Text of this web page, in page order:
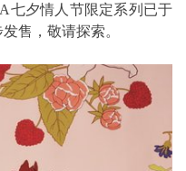
七夕情人节限定系列已于
售，敬请探索。